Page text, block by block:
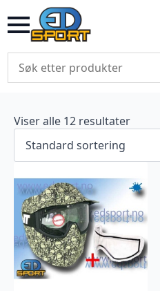
Viser alle 12 resultater